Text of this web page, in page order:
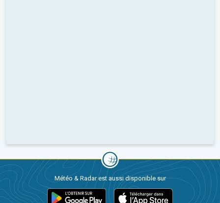
Météo & Radar est aussi disponible sur